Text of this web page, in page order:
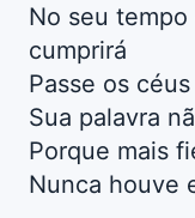
No seu
cumprirá
Passe os
Sua palavra
Porque mais
Nunca houve